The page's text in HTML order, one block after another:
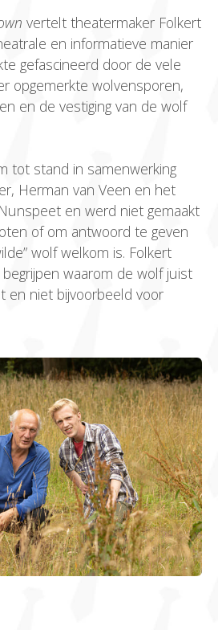
vertelt theatermaker Folkert
en informatieve manier
gefascineerd door de vele
opgemerkte wolvensporen,
en de vestiging van de wolf
tot stand in samenwerking
Herman van Veen en het
en werd niet gemaakt
of om antwoord te geven
wolf welkom is. Folkert
waarom de wolf juist
en niet bijvoorbeeld voor